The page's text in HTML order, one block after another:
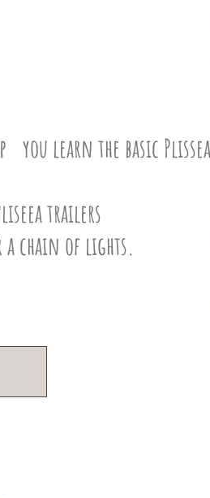
you learn the basic Plissea
trailers
chain of lights.